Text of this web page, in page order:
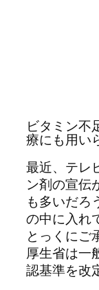
ビタミン不
療にも用い
最近、テレ
ン剤の宣伝
も多いだろ
の中に入れ
とっくにご
厚生省は一
認基準を改